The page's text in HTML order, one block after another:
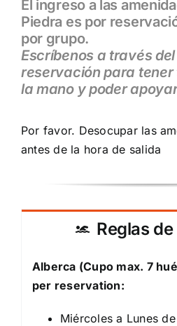
El ingreso a las
Piedra es por
por grupo.
Escríbenos a través
reservación para tener
la mano y poder
Por favor. Desocupar las
antes de la hora de salida
Reglas
Alberca (Cupo max. 7
per reservation:
Miércoles a Lunes